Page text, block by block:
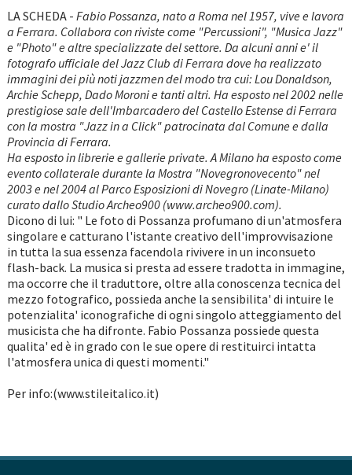
LA SCHEDA - Fabio Possanza, nato a Roma nel 1957, vive e lavora
a Ferrara. Collabora con riviste come "Percussioni", "Musica Jazz"
e "Photo" e altre specializzate del settore. Da alcuni anni e' il
fotografo ufficiale del Jazz Club di Ferrara dove ha realizzato
immagini dei più noti jazzmen del modo tra cui: Lou Donaldson,
Archie Schepp, Dado Moroni e tanti altri. Ha esposto nel 2002 nelle
prestigiose sale dell'Imbarcadero del Castello Estense di Ferrara
con la mostra "Jazz in a Click" patrocinata dal Comune e dalla
Provincia di Ferrara.
Ha esposto in librerie e gallerie private. A Milano ha esposto come
evento collaterale durante la Mostra "Novegronovecento" nel
2003 e nel 2004 al Parco Esposizioni di Novegro (Linate-Milano)
curato dallo Studio Archeo900 (www.archeo900.com).
Dicono di lui: " Le foto di Possanza profumano di un'atmosfera
singolare e catturano l'istante creativo dell'improvvisazione
in tutta la sua essenza facendola rivivere in un inconsueto
flash-back. La musica si presta ad essere tradotta in immagine,
ma occorre che il traduttore, oltre alla conoscenza tecnica del
mezzo fotografico, possieda anche la sensibilita' di intuire le
potenzialita' iconografiche di ogni singolo atteggiamento del
musicista che ha difronte. Fabio Possanza possiede questa
qualita' ed è in grado con le sue opere di restituirci intatta
l'atmosfera unica di questi momenti."
Per info:(www.stileitalico.it)